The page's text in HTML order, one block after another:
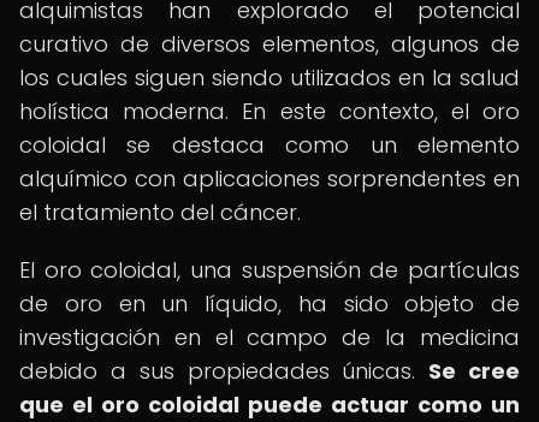
alquimistas han explorado el potencial
curativo de diversos elementos, algunos de
los cuales siguen siendo utilizados en la salud
holística moderna. En este contexto, el oro
coloidal se destaca como un elemento
alquímico con aplicaciones sorprendentes en
el tratamiento del cáncer.
El oro coloidal, una suspensión de partículas
de oro en un líquido, ha sido objeto de
investigación en el campo de la medicina
debido a sus propiedades únicas. Se cree
que el oro coloidal puede actuar como un